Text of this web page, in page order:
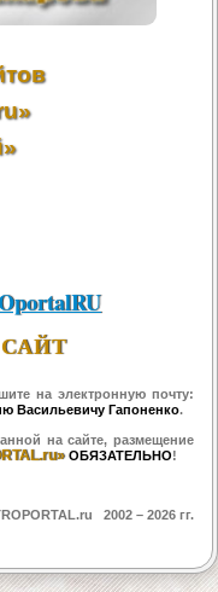
на электронную почту:
Васильевичу Гапоненко.
на сайте, размещение
ОБЯЗАТЕЛЬНО!
2002 – 2026 гг.